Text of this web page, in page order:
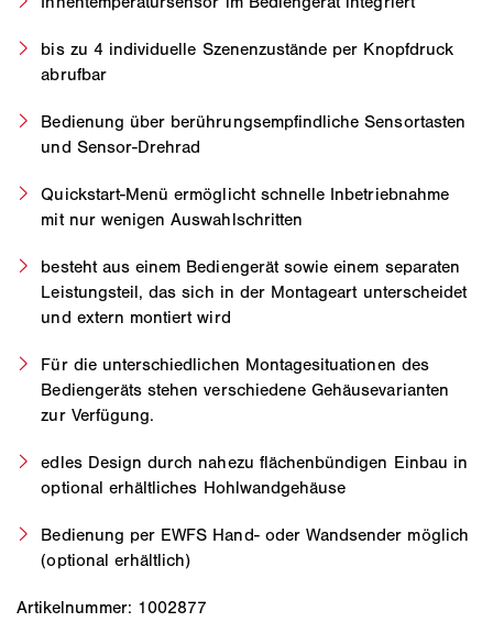
bis zu 4 individuelle Szenenzustände per Knopfdruck
abrufbar
Bedienung über berührungsempfindliche Sensortasten
und Sensor-Drehrad
Quickstart-Menü ermöglicht schnelle Inbetriebnahme
mit nur wenigen Auswahlschritten
besteht aus einem Bediengerät sowie einem separaten
Leistungsteil, das sich in der Montageart unterscheidet
und extern montiert wird
Für die unterschiedlichen Montagesituationen des
Bediengeräts stehen verschiedene Gehäusevarianten
zur Verfügung.
edles Design durch nahezu flächenbündigen Einbau in
optional erhältliches Hohlwandgehäuse
Bedienung per EWFS Hand- oder Wandsender möglich
(optional erhältlich)
Artikelnummer: 1002877